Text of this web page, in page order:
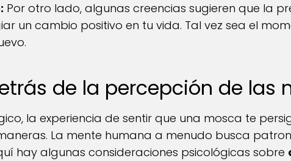
Por otro lado, algunas creencias sugieren que la
un cambio positivo en tu vida. Tal vez sea el
de la percepción de las
la experiencia de sentir que una mosca te
La mente humana a menudo busca
hay algunas consideraciones psicológicas sobre